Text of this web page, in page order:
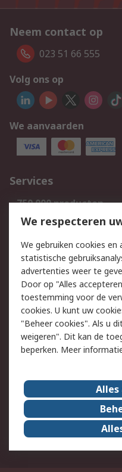
Neem contact op
023 51 66 555
Volg ons op
We aanvaarden
Services
750.000 producten
Bestellen
Track & Trace
Wettelijk
Cookiebeleid
Privacybeleid
Algemene
verkoopvoorwaarden
Over RS
RS Group
RS wereldwijd
ESG
We respecteren
We gebruiken cookies
statistische
advertenties weer te
Door op "Alles
toestemming voor de
cookies. U kunt uw
"Beheer cookies". Als u
weigeren". Dit kan de
beperken. Meer
Alles